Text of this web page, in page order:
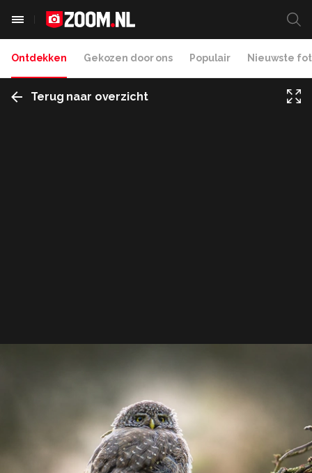
Ontdekken Gekozen door ons Populair Nieuwste
Terug naar overzicht